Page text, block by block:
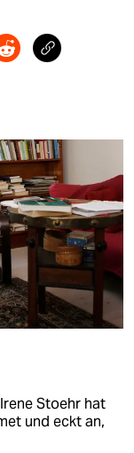
Stoehr hat
und eckt an,